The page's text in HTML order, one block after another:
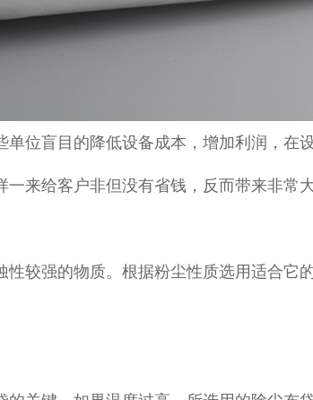
位盲目的降低设备成本，增加利润，
来给客户非但没有省钱，反而带来非常
较强的物质。根据粉尘性质选用适合它